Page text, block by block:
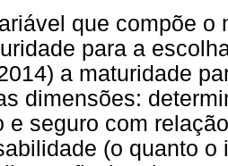
que compõe o
para a
a maturidade
dimensões:
e seguro com
(o quanto